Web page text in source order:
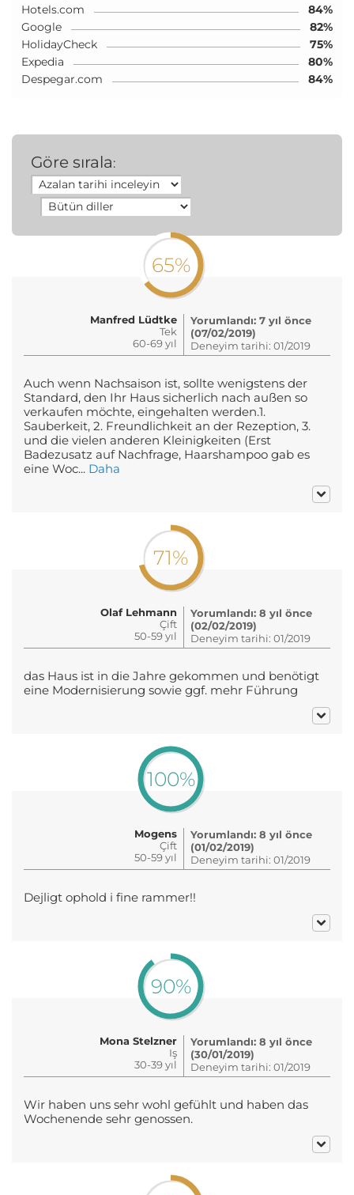
Hotels.com
84%
Google
82%
HolidayCheck
75%
Expedia
80%
Despegar.com
84%
Göre sırala:
65%
Manfred Lüdtke
Tek
60-69 yıl
Yorumlandı: 7 yıl önce
(07/02/2019)
Deneyim tarihi: 01/2019
Auch wenn Nachsaison ist, sollte wenigstens der
Standard, den Ihr Haus sicherlich nach außen so
verkaufen möchte, eingehalten werden.1.
Sauberkeit, 2. Freundlichkeit an der Rezeption, 3.
und die vielen anderen Kleinigkeiten (Erst
Badezusatz auf Nachfrage, Haarshampoo gab es
eine Woc... Daha
71%
Olaf Lehmann
Çift
50-59 yıl
Yorumlandı: 8 yıl önce
(02/02/2019)
Deneyim tarihi: 01/2019
das Haus ist in die Jahre gekommen und benötigt
eine Modernisierung sowie ggf. mehr Führung
100%
Mogens
Çift
50-59 yıl
Yorumlandı: 8 yıl önce
(01/02/2019)
Deneyim tarihi: 01/2019
Dejligt ophold i fine rammer!!
90%
Mona Stelzner
Iş
30-39 yıl
Yorumlandı: 8 yıl önce
(30/01/2019)
Deneyim tarihi: 01/2019
Wir haben uns sehr wohl gefühlt und haben das
Wochenende sehr genossen.